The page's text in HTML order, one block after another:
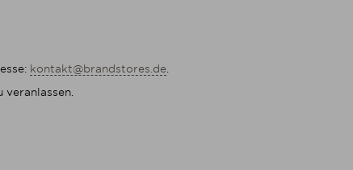
kontakt@brandstores.de.
veranlassen.